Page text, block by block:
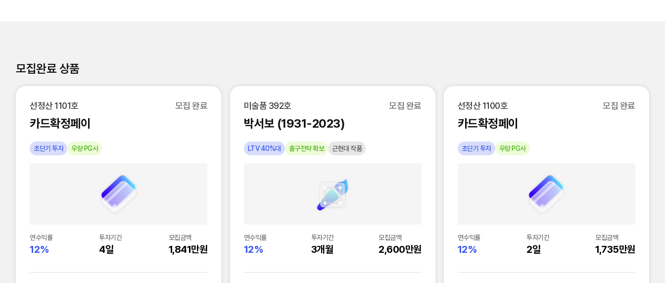
모집완료 상품
선정산 1101호 모집 완료
카드확정페이
초단기 투자 우량 PG사
연수익률
12%
투자기간
4일
모집금액
1,841만원
미술품 392호 모집 완료
박서보 (1931-2023)
LTV 40%대 출구전략 확보 근현대 작품
연수익률
12%
투자기간
3개월
모집금액
2,600만원
선정산 1100호 모집 완료
카드확정페이
초단기 투자 우량 PG사
연수익률
12%
투자기간
2일
모집금액
1,735만원